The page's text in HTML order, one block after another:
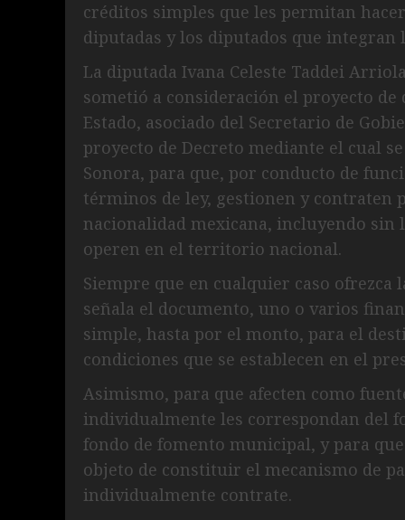
créditos simples que les permitan
diputadas y los diputados que integran
La diputada Ivana Celeste Taddei
sometió a consideración el proyecto
Estado, asociado del Secretario de
proyecto de Decreto mediante el cual
Sonora, para que, por conducto de
términos de ley, gestionen y
nacionalidad mexicana, incluyendo
operen en el territorio nacional.
Siempre que en cualquier caso
señala el documento, uno o varios
simple, hasta por el monto, para el
condiciones que se establecen en el
Asimismo, para que afecten como
individualmente les correspondan del
fondo de fomento municipal, y para
objeto de constituir el mecanismo de
individualmente contrate.